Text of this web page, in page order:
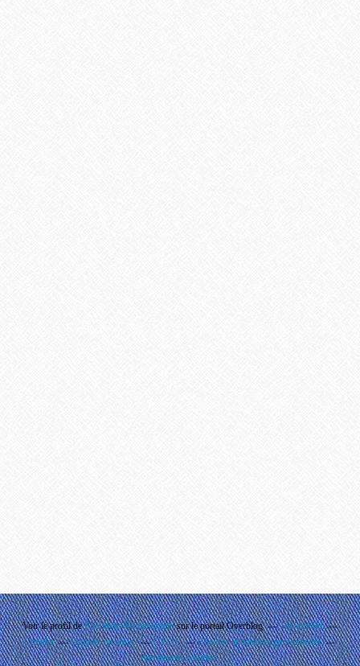
Voir le profil dePhouthay Nontanovanhsur le portail Overblog
Top articles
Contact
Signaler un abus C.G.U.
Cookies et données personnelles
Préférences cookies